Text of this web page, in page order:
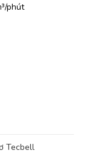
phút
Tecbell